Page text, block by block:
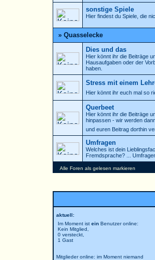
sonstige Spiele
Hier findest du Spiele, die
» Quasselecke
Dies und das
Hier könnt ihr die Beiträge
Hausaufgaben oder der
haben.
Stress mit einem
Hier könnt ihr euch mal so
Querbeet
Hier könnt ihr die Beiträge
hinpassen - wir werden
und euren Beitrag dorthin
Umfragen
Welches ist dein
Fremdsprache? ...
Alle Foren als gelesen markieren
aktuell:
Im Moment ist ein Benutzer online:
Kein Mitglied,
0 versteckt,
1 Gast
Mitglieder online: im Moment niemand